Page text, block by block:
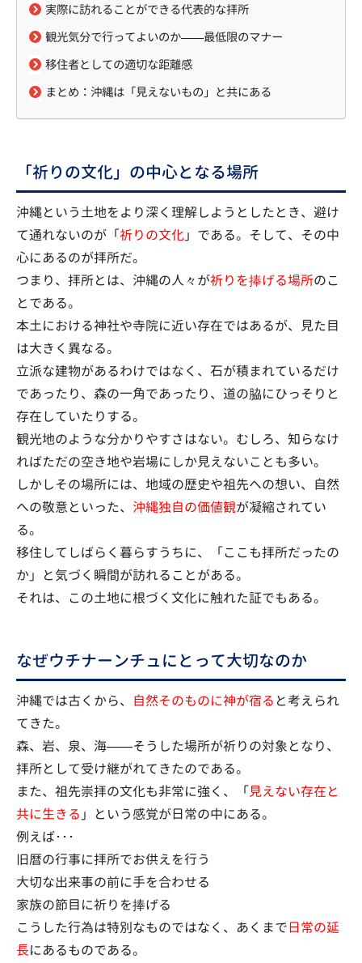
実際に訪れることができる代表的な拝所
観光気分で行ってよいのか——最低限のマナー
移住者としての適切な距離感
まとめ：沖縄は「見えないもの」と共にある
「祈りの文化」の中心となる場所
沖縄という土地をより深く理解しようとしたとき、避け
て通れないのが「祈りの文化」である。そして、その中
心にあるのが拝所だ。
つまり、拝所とは、沖縄の人々が祈りを捧げる場所のこ
とである。
本土における神社や寺院に近い存在ではあるが、見た目
は大きく異なる。
立派な建物があるわけではなく、石が積まれているだけ
であったり、森の一角であったり、道の脇にひっそりと
存在していたりする。
観光地のような分かりやすさはない。むしろ、知らなけ
ればただの空き地や岩場にしか見えないことも多い。
しかしその場所には、地域の歴史や祖先への想い、自然
への敬意といった、 沖縄独自の価値観が凝縮されてい
る。
移住してしばらく暮らすうちに、「ここも拝所だったの
か」と気づく瞬間が訪れることがある。
それは、この土地に根づく文化に触れた証でもある。
なぜウチナーンチュにとって大切なのか
沖縄では古くから、 自然そのものに神が宿る と考えられ
てきた。
森、岩、泉、海——そうした場所が祈りの対象となり、
拝所として受け継がれてきたのである。
また、祖先崇拝の文化も非常に強く、「見えない存在と
共に生きる 」という感覚が日常の中にある。
例えば･･･
旧暦の行事に拝所でお供えを行う
大切な出来事の前に手を合わせる
家族の節目に祈りを捧げる
こうした行為は特別なものではなく、あくまで日常の延
長にあるものである。